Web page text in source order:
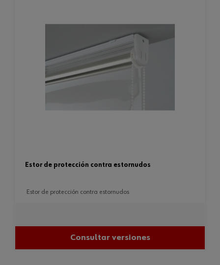
estor de protección contra estornudos
estor de protección contra estornudos
Consultar versiones